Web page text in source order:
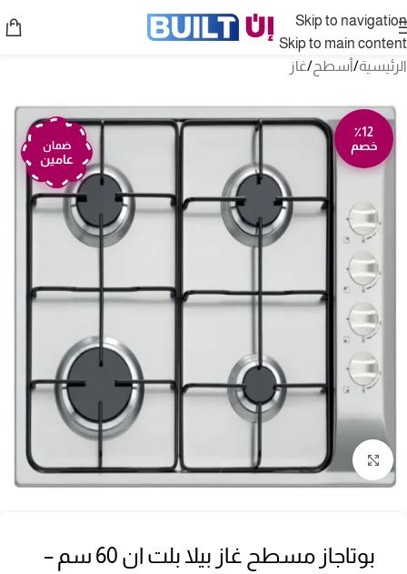
Skip to navigation
Skip to main content
الرئيسية/أسطح/غاز
٪12
خصم
ضمان
عامين
Click to enlarge
بوتاجاز مسطح غاز بيلا بلت ان 60 سم –